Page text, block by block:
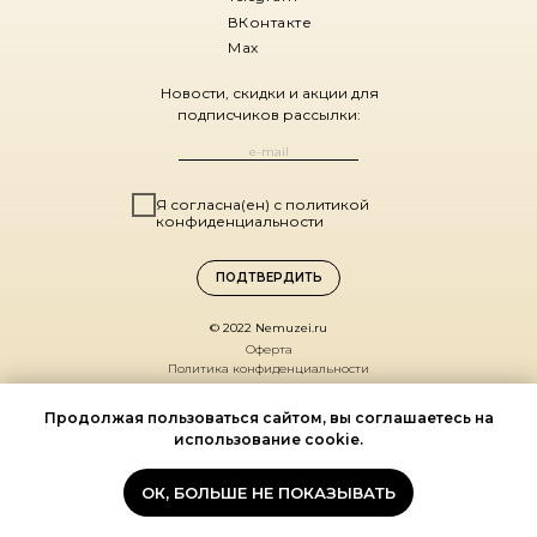
Я согласна(ен) с политикой
конфиденциальности
ПОДТВЕРДИТЬ
Новости, скидки и акции для
подписчиков рассылки:
ВКонтакте
Max
Оферта
Политика конфиденциальности
© 2022 Nemuzei.ru
Мы на карте
ул. Комиссара Смирнова, д. 15
(ДК Выборгский, 1 этаж)
Продолжая пользоваться сайтом, вы соглашаетесь на
использование cookie.
ОК, БОЛЬШЕ НЕ ПОКАЗЫВАТЬ